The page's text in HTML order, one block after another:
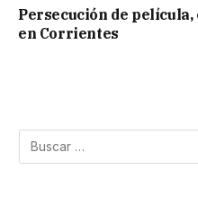
Persecución de película,
en Corrientes